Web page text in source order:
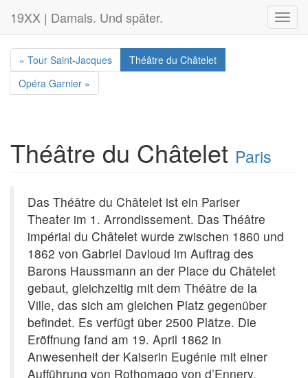
19XX | Damals. Und später.
« Tour Saint-Jacques
Théâtre du Châtelet
Opéra Garnier »
Théâtre du Châtelet Paris
Das Théâtre du Châtelet ist ein Pariser
Theater im 1. Arrondissement. Das Théâtre
impérial du Châtelet wurde zwischen 1860 und
1862 von Gabriel Davioud im Auftrag des
Barons Haussmann an der Place du Châtelet
gebaut, gleichzeitig mit dem Théâtre de la
Ville, das sich am gleichen Platz gegenüber
befindet. Es verfügt über 2500 Plätze. Die
Eröffnung fand am 19. April 1862 in
Anwesenheit der Kaiserin Eugénie mit einer
Aufführung von Rothomago von d’Ennery,